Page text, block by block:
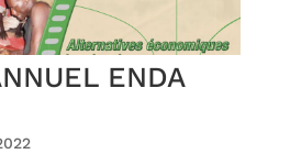
ENDA